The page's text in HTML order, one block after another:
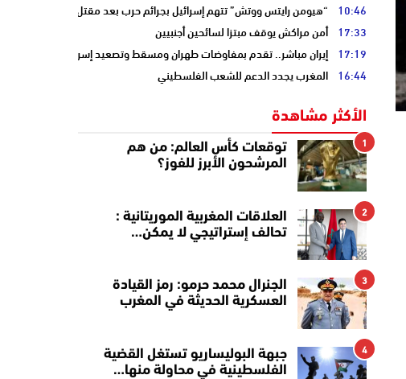
10:46 “هيومن رايتس ووتش” تتهم إسرائيل بجرائم حرب بعد مقتل الصحفية آمال
17:33 أمن مراكش يوقف مبتزا لسائحين أجنبيين
17:19 إيران مباشر.. تقدم بمفاوضات طهران ومسقط وتصعيد إسرائيلي جنوب لبنان
16:44 المغرب يجدد الدعم للشعب الفلسطيني
الأكثر مشاهدة
1
توقعات كأس العالم: من هم
المرشحون الأبرز للفوز؟
2
العلاقات المغربية الموريتانية :
تحالف إستراتيجي لا يمكن…
3
الجنرال محمد حرمو: رمز القيادة
العسكرية الحديثة في المغرب
4
جبهة البوليساريو تستغل القضية
الفلسطينية في محاولة منها…